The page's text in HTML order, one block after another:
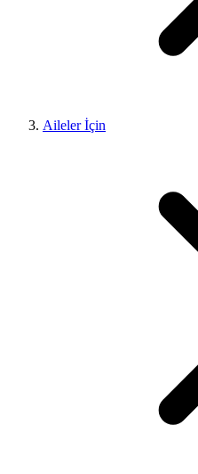
Aileler İçin